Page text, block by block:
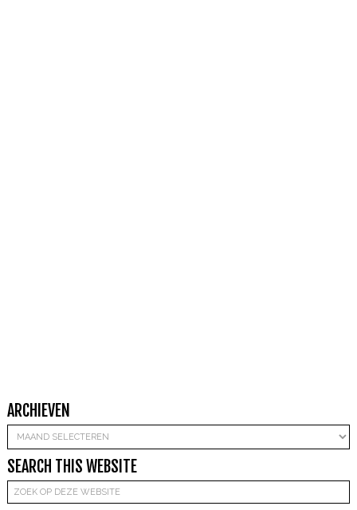
ARCHIEVEN
Archieven
SEARCH THIS WEBSITE